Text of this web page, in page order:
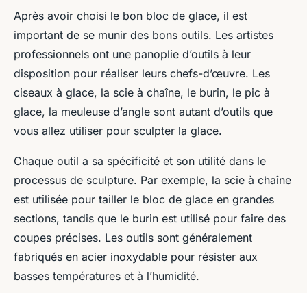
Après avoir choisi le bon bloc de glace, il est
important de se munir des bons outils. Les artistes
professionnels ont une panoplie d’outils à leur
disposition pour réaliser leurs chefs-d’œuvre. Les
ciseaux à glace, la scie à chaîne, le burin, le pic à
glace, la meuleuse d’angle sont autant d’outils que
vous allez utiliser pour sculpter la glace.
Chaque outil a sa spécificité et son utilité dans le
processus de sculpture. Par exemple, la scie à chaîne
est utilisée pour tailler le bloc de glace en grandes
sections, tandis que le burin est utilisé pour faire des
coupes précises. Les outils sont généralement
fabriqués en acier inoxydable pour résister aux
basses températures et à l’humidité.